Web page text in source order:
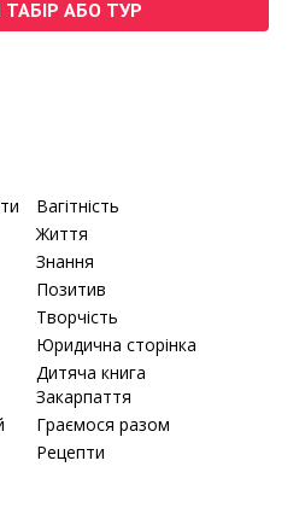
АБО ТУР
Вагітність
Життя
Знання
Позитив
Творчість
Юридична сторінка
Дитяча книга
Закарпаття
Граємося разом
Рецепти